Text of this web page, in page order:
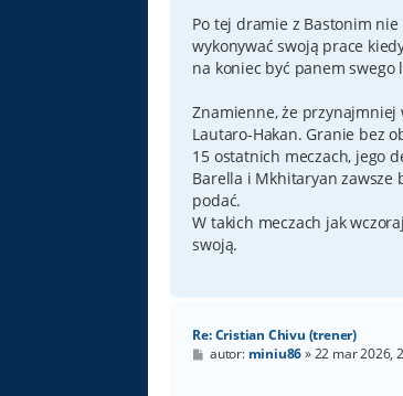
t
Po tej dramie z Bastonim
wykonywać swoją prace
na koniec być panem swego
Znamienne, że przynajmniej
Lautaro-Hakan. Granie bez
15 ostatnich meczach, jego
Barella i Mkhitaryan zawsze
podać.
W takich meczach jak
swoją.
Re: Cristian Chivu (trener)
Pautor: miniu86»22 mar 2026,